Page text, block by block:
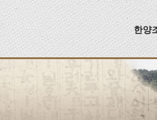
메뉴 건너뛰기
한양